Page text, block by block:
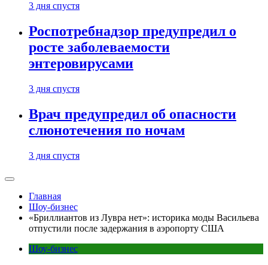
3 дня спустя
Роспотребнадзор предупредил о
росте заболеваемости
энтеровирусами
3 дня спустя
Врач предупредил об опасности
слюнотечения по ночам
3 дня спустя
Главная
Шоу-бизнес
«Бриллиантов из Лувра нет»: историка моды Васильева
отпустили после задержания в аэропорту США
Шоу-бизнес